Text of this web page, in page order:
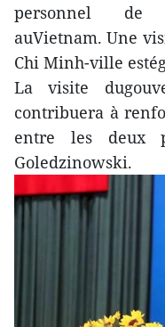
personnel de
auVietnam. Une
Chi Minh-ville
La visite
contribuera à
entre les deux
Goledzinowski.